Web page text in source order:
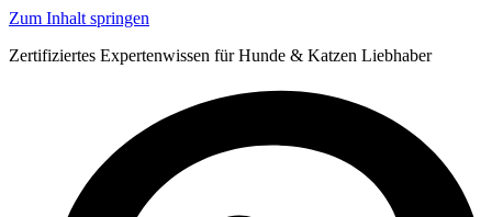
Zum Inhalt springen
Zertifiziertes Expertenwissen für Hunde & Katzen Liebhaber